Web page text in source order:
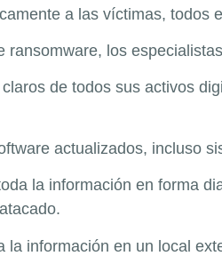
a las víctimas, todos
ransomware, los
de todos sus activos
actualizados, incluso
la información en forma
la información en un local